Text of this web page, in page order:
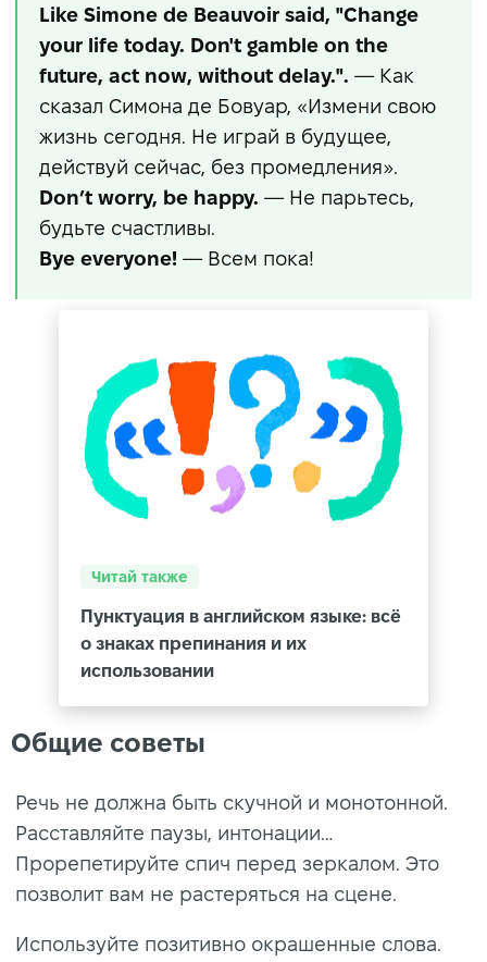
Like Simone de Beauvoir said, "Change
your life today. Don't gamble on the
future, act now, without delay.". — Как
сказал Симона де Бовуар, «Измени свою
жизнь сегодня. Не играй в будущее,
действуй сейчас, без промедления».
Don’t worry, be happy. — Не парьтесь,
будьте счастливы.
Bye everyone! — Всем пока!
Читай также
Пунктуация в английском языке: всё
о знаках препинания и их
использовании
Общие советы
Речь не должна быть скучной и монотонной.
Расставляйте паузы, интонации…
Прорепетируйте спич перед зеркалом. Это
позволит вам не растеряться на сцене.
Используйте позитивно окрашенные слова.